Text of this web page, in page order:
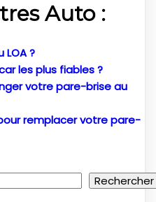
Auto :
LOA ?
les plus fiables ?
votre pare-brise au
remplacer votre pare-
Rechercher